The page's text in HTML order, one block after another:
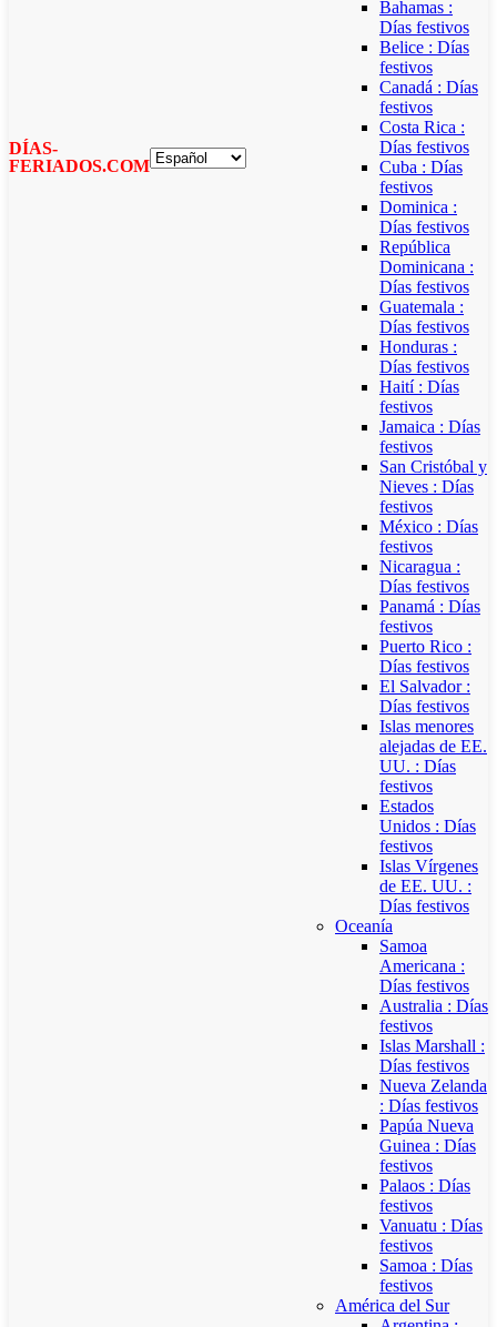
DÍAS-
FERIADOS.COM
Bahamas :
Días festivos
Belice : Días
festivos
Canadá : Días
festivos
Costa Rica :
Días festivos
Cuba : Días
festivos
Dominica :
Días festivos
República
Dominicana :
Días festivos
Guatemala :
Días festivos
Honduras :
Días festivos
Haití : Días
festivos
Jamaica : Días
festivos
San Cristóbal y
Nieves : Días
festivos
México : Días
festivos
Nicaragua :
Días festivos
Panamá : Días
festivos
Puerto Rico :
Días festivos
El Salvador :
Días festivos
Islas menores
alejadas de EE.
UU. : Días
festivos
Estados
Unidos : Días
festivos
Islas Vírgenes
de EE. UU. :
Días festivos
Oceanía
Samoa
Americana :
Días festivos
Australia : Días
festivos
Islas Marshall :
Días festivos
Nueva Zelanda
: Días festivos
Papúa Nueva
Guinea : Días
festivos
Palaos : Días
festivos
Vanuatu : Días
festivos
Samoa : Días
festivos
América del Sur